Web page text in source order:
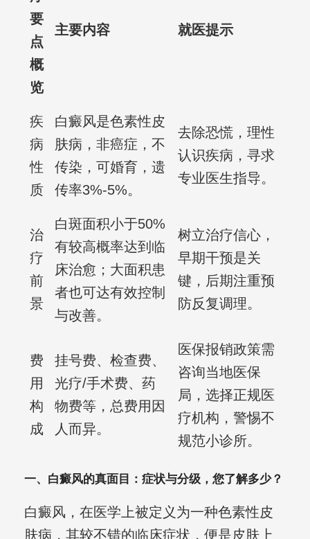
要
点
概
览
主要内容 就医提示
疾
病
性
质
白癜风是色素性皮
肤病，非癌症，不
传染，可婚育，遗
传率3%-5%。
去除恐慌，理性
认识疾病，寻求
专业医生指导。
治
疗
前
景
白斑面积小于50%
有较高概率达到临
床治愈；大面积患
者也可达有效控制
与改善。
树立治疗信心，
早期干预是关
键，后期注重预
防反复调理。
费
用
构
成
挂号费、检查费、
光疗/手术费、药
物费等，总费用因
人而异。
医保报销政策需
咨询当地医保
局，选择正规医
疗机构，警惕不
规范小诊所。
一、白癜风的真面目：症状与分级，您了解多少？
白癜风，在医学上被定义为一种色素性皮
肤病，其较不错的临床症状，便是皮肤上